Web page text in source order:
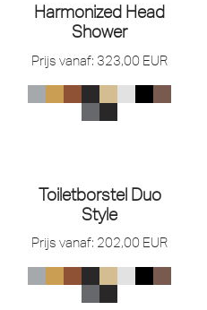
Harmonized Head
Shower
Prijs vanaf: 323,00 EUR
Toiletborstel Duo
Style
Prijs vanaf: 202,00 EUR